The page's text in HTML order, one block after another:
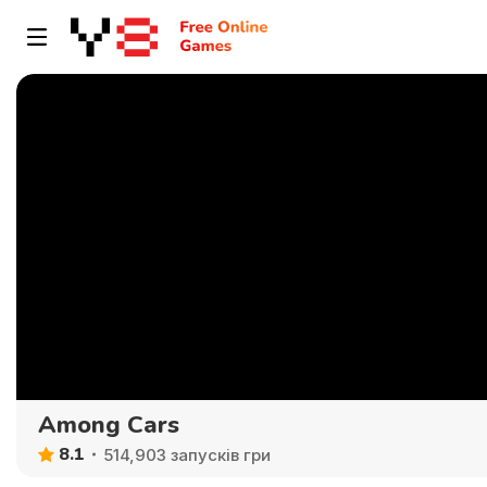
Among Cars
8.1 514,903 запусків гри